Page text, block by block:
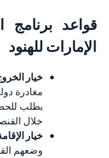
قواعد برنامج
الإمارات للهنود
خيار
مغادرة
بطلب
خلال
خيار
وضعهم